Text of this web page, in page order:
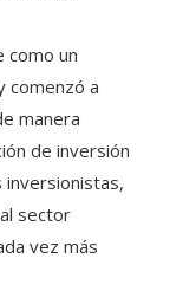
como un
comenzó a
manera
de inversión
inversionistas,
sector
vez más